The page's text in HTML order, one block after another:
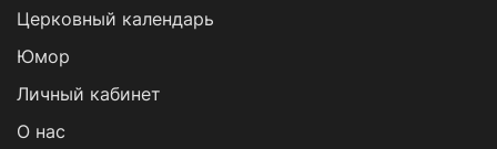
Церковный календарь
Юмор
Личный кабинет
О нас